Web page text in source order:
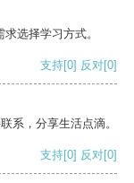
选择学习方式。
支持[0] 反对[0]
系，分享生活点滴。
支持[0] 反对[0]